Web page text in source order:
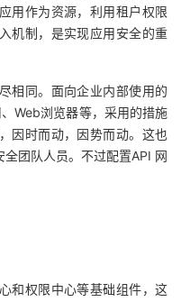
用作为资源，利用租户权限
机制，是实现应用安全的重
相同。面向企业内部使用的
Web浏览器等，采用的措施
因时而动，因势而动。这也
团队人员。不过配置API 网
和权限中心等基础组件，这